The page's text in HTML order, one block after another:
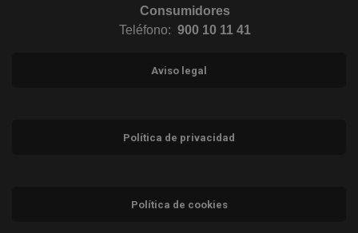
Consumidores
Teléfono: 900 10 11 41
Aviso legal
Política de privacidad
Política de cookies